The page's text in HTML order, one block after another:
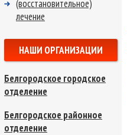
(восстановительное)
лечение
НАШИ ОРГАНИЗАЦИИ
Белгородское городское
отделение
Белгородское районное
отделение